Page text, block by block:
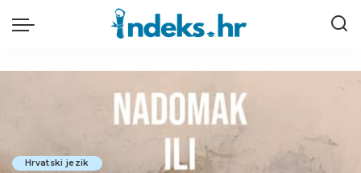
Hrvatski jezik